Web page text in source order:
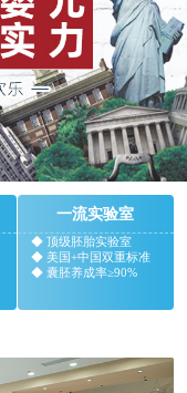
一流实验室
◆ 顶级胚胎实验室
◆ 美国+中国双重标准
◆ 囊胚养成率≥90%